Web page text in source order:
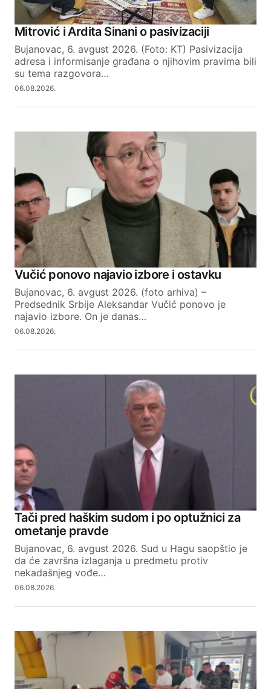
Your Name
Your E-mail
Mitrović i Ardita Sinani o pasivizaciji
Bujanovac, 6. avgust 2026. (Foto: KT) Pasivizacija
adresa i informisanje građana o njihovim pravima bili
su tema razgovora…
06.08.2026.
Vučić ponovo najavio izbore i ostavku
Bujanovac, 6. avgust 2026. (foto arhiva) –
Predsednik Srbije Aleksandar Vučić ponovo je
najavio izbore. On je danas…
06.08.2026.
Tači pred haškim sudom i po optužnici za
ometanje pravde
Bujanovac, 6. avgust 2026. Sud u Hagu saopštio je
da će završna izlaganja u predmetu protiv
nekadašnjeg vođe…
06.08.2026.